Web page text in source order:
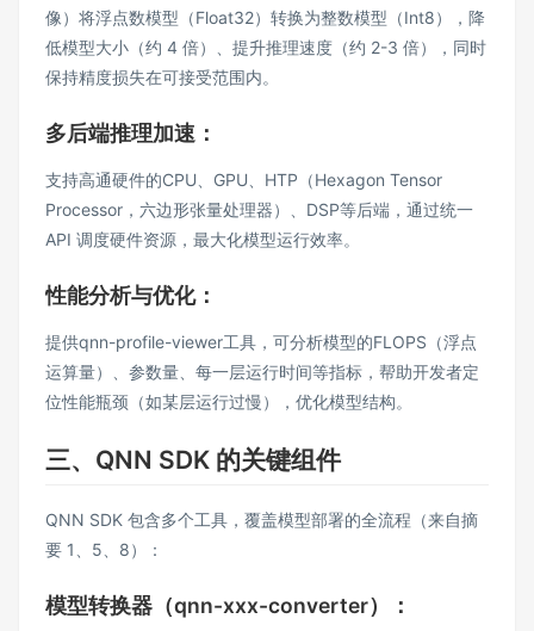
像）将浮点数模型（Float32）转换为整数模型（Int8），降
低模型大小（约 4 倍）、提升推理速度（约 2-3 倍），同时
保持精度损失在可接受范围内。
多后端推理加速：
支持高通硬件的CPU、GPU、HTP（Hexagon Tensor
Processor，六边形张量处理器）、DSP等后端，通过统一
API 调度硬件资源，最大化模型运行效率。
性能分析与优化：
提供qnn-profile-viewer工具，可分析模型的FLOPS（浮点
运算量）、参数量、每一层运行时间等指标，帮助开发者定
位性能瓶颈（如某层运行过慢），优化模型结构。
三、QNN SDK 的关键组件
QNN SDK 包含多个工具，覆盖模型部署的全流程（来自摘
要 1、5、8）：
模型转换器（qnn-xxx-converter）：